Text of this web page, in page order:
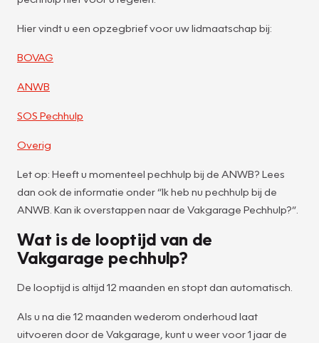
Hier vindt u een opzegbrief voor uw lidmaatschap bij:
BOVAG
ANWB
SOS Pechhulp
Overig
Let op: Heeft u momenteel pechhulp bij de ANWB? Lees
dan ook de informatie onder “Ik heb nu pechhulp bij de
ANWB. Kan ik overstappen naar de Vakgarage Pechhulp?”.
Wat is de looptijd van de
Vakgarage pechhulp?
De looptijd is altijd 12 maanden en stopt dan automatisch.
Als u na die 12 maanden wederom onderhoud laat
uitvoeren door de Vakgarage, kunt u weer voor 1 jaar de